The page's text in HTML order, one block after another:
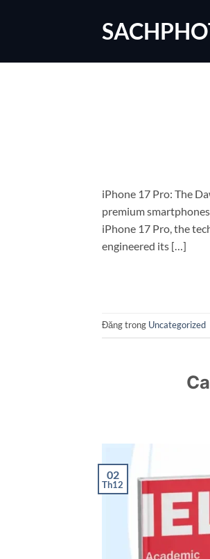
dung
iPhone 17 Pro: The
premium
iPhone 17 Pro, the
engineered its […]
Đăng trong Uncategorized
02
Th12